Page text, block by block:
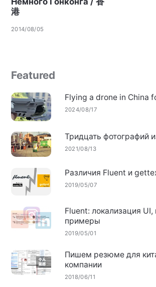
港
2014/08/05
Featured
Flying a drone in China
2024/08/17
Тридцать фотографий
2021/08/13
Различия Fluent и
2019/05/07
Fluent: локализация UI,
примеры
2019/05/01
Пишем резюме для
компании
2018/06/11